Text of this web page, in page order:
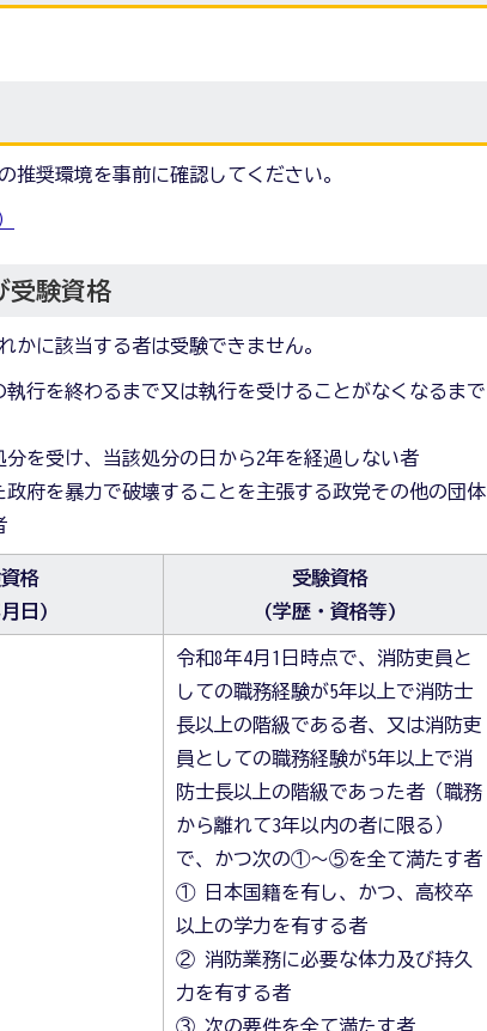
推奨環境を事前に確認してください。
受験資格
かに該当する者は受験できません。
行を終わるまで又は執行を受けることがなくなるまで
を受け、当該処分の日から2年を経過しない者
府を暴力で破壊することを主張する政党その他の団体
格
日)
受験資格
(学歴・資格等)
令和8年4月1日時点で、消防吏員と
しての職務経験が5年以上で消防士
長以上の階級である者、又は消防吏
員としての職務経験が5年以上で消
防士長以上の階級であった者（職務
から離れて3年以内の者に限る）
で、かつ次の①～⑤を全て満たす者
① 日本国籍を有し、かつ、高校卒
以上の学力を有する者
② 消防業務に必要な体力及び持久
力を有する者
③ 次の要件を全て満たす者